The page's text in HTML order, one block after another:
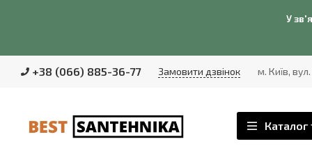
У
+38 (066) 885-36-77 Замовити дзвінок м. Київ,
Каталог